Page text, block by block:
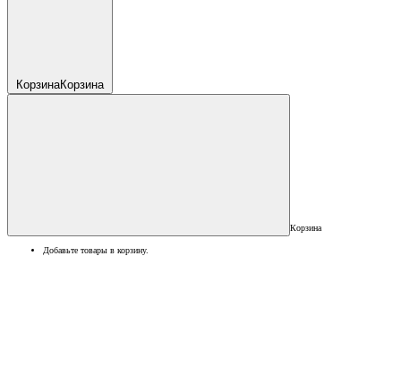
КорзинаКорзина
Корзина
Добавьте товары в корзину.